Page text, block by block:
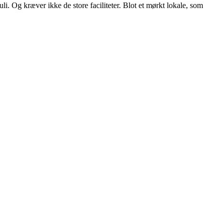
Og kræver ikke de store faciliteter. Blot et mørkt lokale,